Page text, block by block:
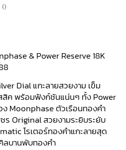
& Power Reserve 18K
Dial แกะลายสวยงาม เข็ม
สิค พร้อมฟังก์ชันแน่นๆ ทั้ง Power
ง Moonphase ตัวเรือนทองคำ
ร Original สวยงามระยิบระยับ
โรเตอร์ทองคำแกะลายสุด
ลบานพับทองคำ